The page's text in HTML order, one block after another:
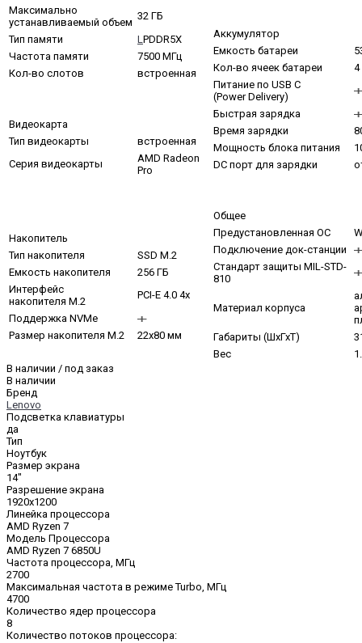
Максимально
устанавливаемый объем
32 ГБ
Тип памяти
L PDDR5X
Частота памяти
7500 МГц
Кол-во слотов
встроенная
Видеокарта
Тип видеокарты
встроенная
Серия видеокарты
AMD Radeon
Pro
Накопитель
Тип накопителя
SSD M.2
Емкость накопителя
256 ГБ
Интерфейс
накопителя M.2
PCI-E 4.0 4x
Поддержка NVMe
Размер накопителя M.2
22x80 мм
Аккумулятор
Емкость батареи
Кол-во ячеек батареи
4
Питание по USB C
(Power Delivery)
Быстрая зарядка
Время зарядки
Мощность блока питания
DC порт для зарядки
Общее
Предустановленная ОС
Подключение док-станции
Стандарт защиты MIL-STD-
810
Материал корпуса
Габариты (ШхГхТ)
Вес
В наличии / под заказ
В наличии
Бренд
Lenovo
Подсветка клавиатуры
да
Тип
Ноутбук
Размер экрана
14"
Разрешение экрана
1920x1200
Линейка процессора
AMD Ryzen 7
Модель Процессора
AMD Ryzen 7 6850U
Частота процессора, МГц
2700
Максимальная частота в режиме Turbo, МГц
4700
Количество ядер процессора
8
Количество потоков процессора: